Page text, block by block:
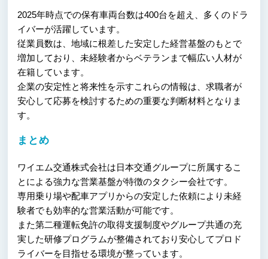
2025年時点での保有車両台数は400台を超え、多くのドラ
イバーが活躍しています。
従業員数は、地域に根差した安定した経営基盤のもとで
増加しており、未経験者からベテランまで幅広い人材が
在籍しています。
企業の安定性と将来性を示すこれらの情報は、求職者が
安心して応募を検討するための重要な判断材料となりま
す。
まとめ
ワイエム交通株式会社は日本交通グループに所属するこ
とによる強力な営業基盤が特徴のタクシー会社です。
専用乗り場や配車アプリからの安定した依頼により未経
験者でも効率的な営業活動が可能です。
また第二種運転免許の取得支援制度やグループ共通の充
実した研修プログラムが整備されており安心してプロド
ライバーを目指せる環境が整っています。